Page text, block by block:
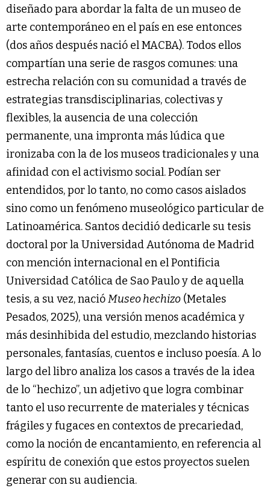
diseñado para abordar la falta de un museo de
arte contemporáneo en el país en ese entonces
(dos años después nació el MACBA). Todos ellos
compartían una serie de rasgos comunes: una
estrecha relación con su comunidad a través de
estrategias transdisciplinarias, colectivas y
flexibles, la ausencia de una colección
permanente, una impronta más lúdica que
ironizaba con la de los museos tradicionales y una
afinidad con el activismo social. Podían ser
entendidos, por lo tanto, no como casos aislados
sino como un fenómeno museológico particular de
Latinoamérica. Santos decidió dedicarle su tesis
doctoral por la Universidad Autónoma de Madrid
con mención internacional en el Pontificia
Universidad Católica de Sao Paulo y de aquella
tesis, a su vez, nacióMuseo hechizo (Metales
Pesados, 2025), una versión menos académica y
más desinhibida del estudio, mezclando historias
personales, fantasías, cuentos e incluso poesía. A lo
largo del libro analiza los casos a través de la idea
de lo “hechizo”, un adjetivo que logra combinar
tanto el uso recurrente de materiales y técnicas
frágiles y fugaces en contextos de precariedad,
como la noción de encantamiento, en referencia al
espíritu de conexión que estos proyectos suelen
generar con su audiencia.